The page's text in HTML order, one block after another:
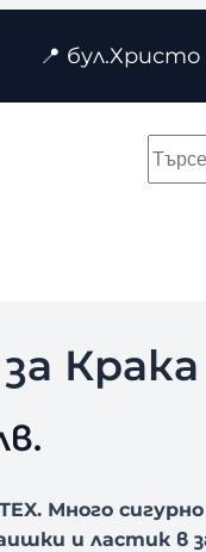
📍
Крака
Много
и ластик в